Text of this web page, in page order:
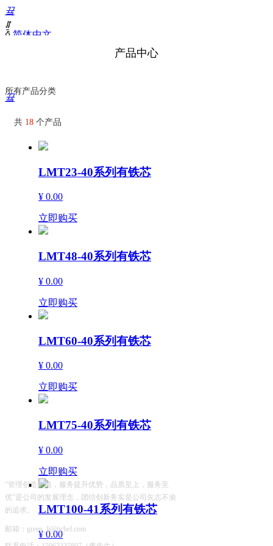
끀
ꁲ
于
我
加
我
产
中
荣
资
质
行
例
闻
系
我
ꀅ 简体中文
产品中心
所有产品分类
끀
共 18 个产品
LMT23-40系列有铁芯
¥ 0.00
立即购买
LMT48-40系列有铁芯
¥ 0.00
立即购买
LMT60-40系列有铁芯
¥ 0.00
立即购买
LMT75-40系列有铁芯
¥ 0.00
立即购买
LMT100-41系列有铁芯
¥ 0.00
“管理创造价值，服务提升优势，品质至上，服务至
优”是公司的发展理念，团结创新务实是公司矢志不渝
的追求。
邮箱：green_li@ticbel.com